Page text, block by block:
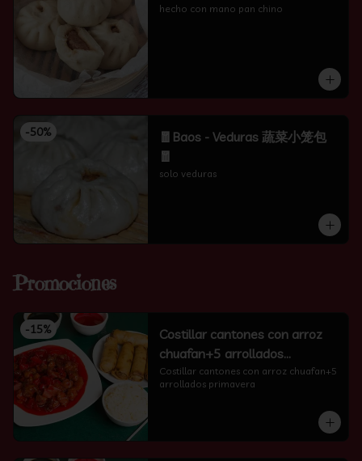
hecho con mano pan chino
-50%
🧧Baos - Veduras 蔬菜小笼包
solo veduras
Promociones
-15%
Costillar cantones con arroz
chuafan+5 arrollados
primavera
Costillar cantones con arroz chuafan+5
arrollados primavera